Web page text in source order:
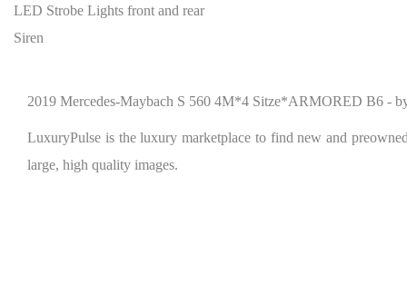
LED Strobe Lights front and rear
Siren
2019 Mercedes-Maybach S 560 4M*4 Sitze*ARMORED B6 -
LuxuryPulse is the luxury marketplace to find new and
large, high quality images.